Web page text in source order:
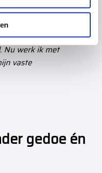
ik bang mijn
maar 12bclean.nl
Nu werk ik met
vaste
gedoe én